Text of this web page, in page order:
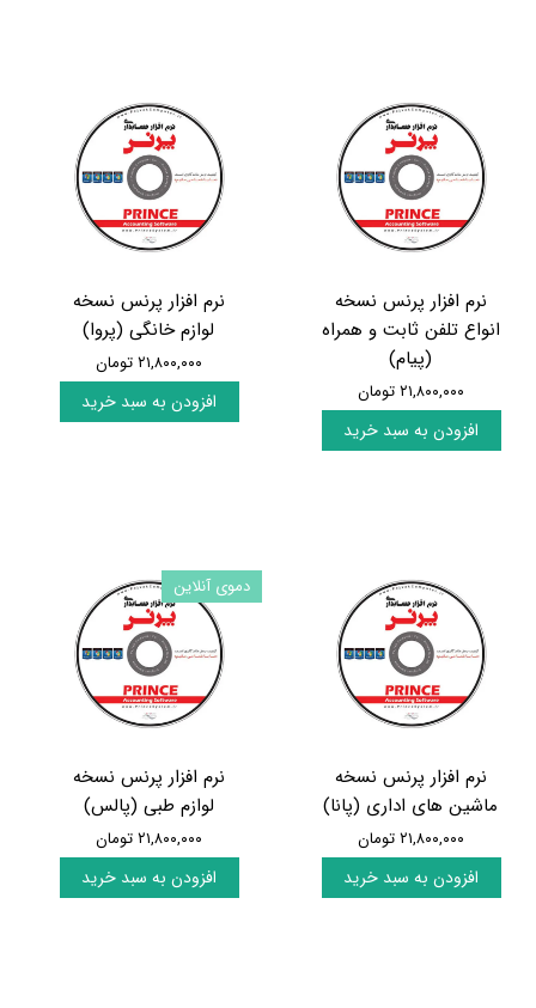
نرم افزار پرنس نسخه
انواع تلفن ثابت و همراه
(پیام)
۲۱,۸۰۰,۰۰۰ تومان
افزودن به سبد خرید
نرم افزار پرنس نسخه
لوازم خانگی (پروا)
۲۱,۸۰۰,۰۰۰ تومان
افزودن به سبد خرید
نرم افزار پرنس نسخه
ماشین های اداری (پانا)
۲۱,۸۰۰,۰۰۰ تومان
افزودن به سبد خرید
نرم افزار پرنس نسخه
لوازم طبی (پالس)
۲۱,۸۰۰,۰۰۰ تومان
افزودن به سبد خرید
دموی آنلاین